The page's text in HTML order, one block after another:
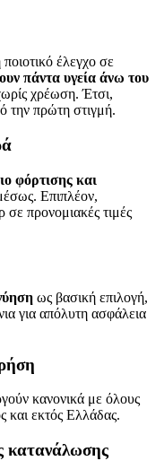
έλεγχο σε
πάντα υγεία άνω του
χρέωση. Έτσι,
την πρώτη στιγμή.
φόρτισης και
Επιπλέον,
προνομιακές τιμές
ως βασική επιλογή,
για απόλυτη ασφάλεια
κανονικά με όλους
και εκτός Ελλάδας.
κατανάλωσης